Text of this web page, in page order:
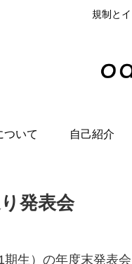
規制と
ついて 自己紹介
発表会
生）の年度末発表